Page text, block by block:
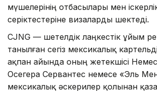
мүшелерінің отбасылары мен
серіктестеріне визаларды шектеді.
CJNG — шетелдік лаңкестік ұйым
танылған сегіз мексикалық
ақпан айында оның жетекшісі
Осегера Сервантес немесе «Эль
мексикалық әскерилер қолынан